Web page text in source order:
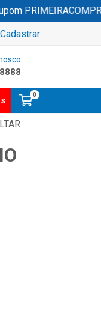
PRIMEIRACOMPRA
Cadastrar
0